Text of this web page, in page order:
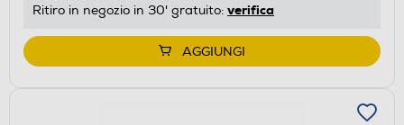
Ritiro in negozio in 30' gratuito: verifica
AGGIUNGI